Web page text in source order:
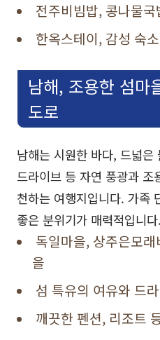
전주비빔밥, 콩나물
한옥스테이, 감성 숙
남해, 조용한 섬마
도로
남해는 시원한 바다, 드넓
드라이브 등 자연 풍광과 조
천하는 여행지입니다. 가족
좋은 분위기가 매력적입니다.
독일마을, 상주은모
을
섬 특유의 여유와 드
깨끗한 펜션, 리조트